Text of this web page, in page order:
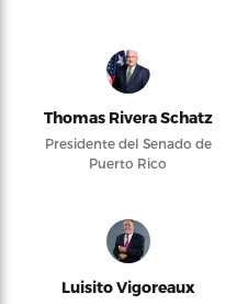
Thomas Rivera Schatz
Presidente del Senado de
Puerto Rico
Luisito Vigoreaux